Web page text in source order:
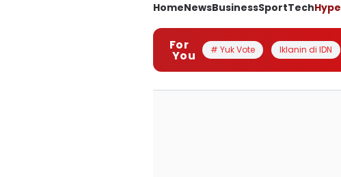
HomeNewsBusinessSportTechHype
For
You # Yuk Vote Iklanin di IDN